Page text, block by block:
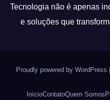
Tecnologia não é apenas
e soluções que
Proudly powered by WordPress
InícioContatoQuem Somos